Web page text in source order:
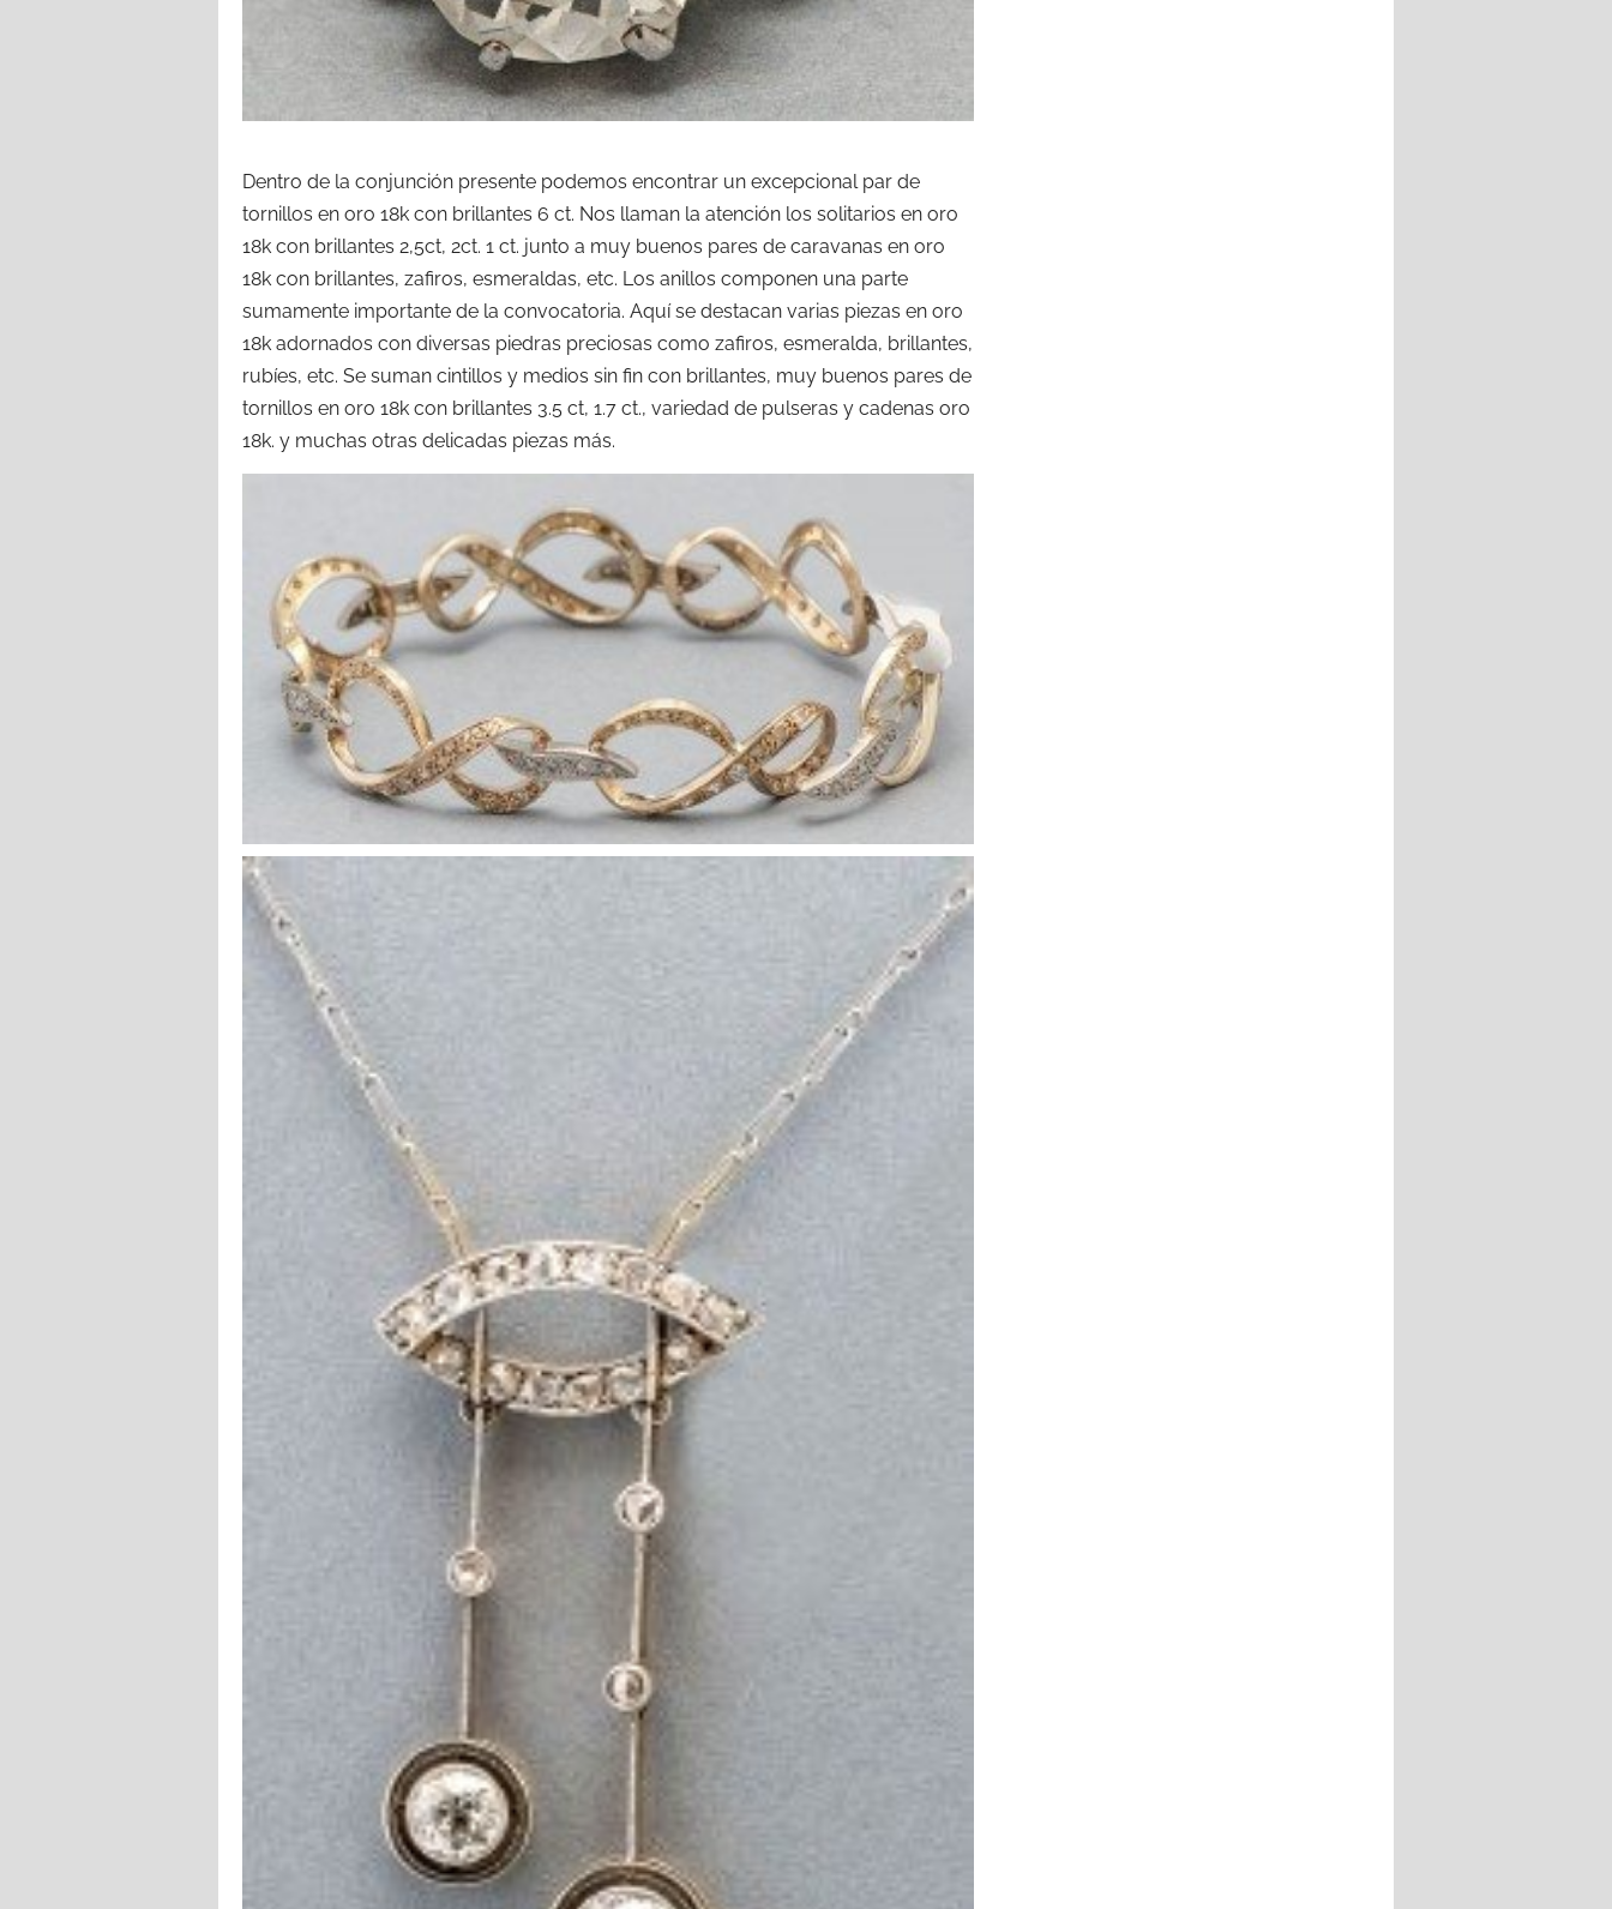
Dentro de la conjunción presente podemos encontrar un excepcional par de
tornillos en oro 18k con brillantes 6 ct. Nos llaman la atención los solitarios en oro
18k con brillantes 2,5ct, 2ct. 1 ct. junto a muy buenos pares de caravanas en oro
18k con brillantes, zafiros, esmeraldas, etc. Los anillos componen una parte
sumamente importante de la convocatoria. Aquí se destacan varias piezas en oro
18k adornados con diversas piedras preciosas como zafiros, esmeralda, brillantes,
rubíes, etc. Se suman cintillos y medios sin fin con brillantes, muy buenos pares de
tornillos en oro 18k con brillantes 3.5 ct, 1.7 ct., variedad de pulseras y cadenas oro
18k. y muchas otras delicadas piezas más.